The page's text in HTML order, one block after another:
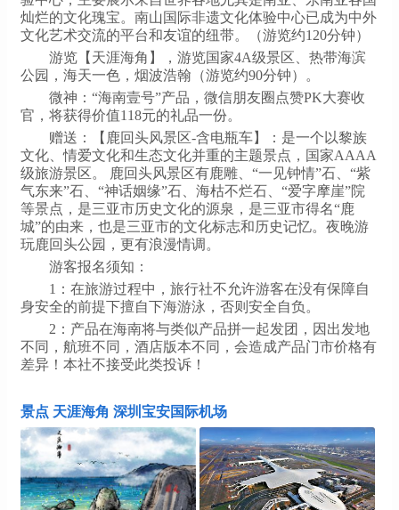
灿烂的文化瑰宝。南山国际非遗文化体验中心已成为中外
文化艺术交流的平台和友谊的纽带。（游览约120分钟）
游览【天涯海角】，游览国家4A级景区、热带海滨
公园，海天一色，烟波浩翰（游览约90分钟）。
微神：“海南壹号”产品，微信朋友圈点赞PK大赛收
官，将获得价值118元的礼品一份。
赠送：【鹿回头风景区-含电瓶车】：是一个以黎族
文化、情爱文化和生态文化并重的主题景点，国家AAAA
级旅游景区。 鹿回头风景区有鹿雕、“一见钟情”石、“紫
气东来”石、“神话姻缘”石、海枯不烂石、“爱字摩崖”院
等景点，是三亚市历史文化的源泉，是三亚市得名“鹿
城”的由来，也是三亚市的文化标志和历史记忆。夜晚游
玩鹿回头公园，更有浪漫情调。
游客报名须知：
1：在旅游过程中，旅行社不允许游客在没有保障自
身安全的前提下擅自下海游泳，否则安全自负。
2：产品在海南将与类似产品拼一起发团，因出发地
不同，航班不同，酒店版本不同，会造成产品门市价格有
差异！本社不接受此类投诉！
景点 天涯海角 深圳宝安国际机场